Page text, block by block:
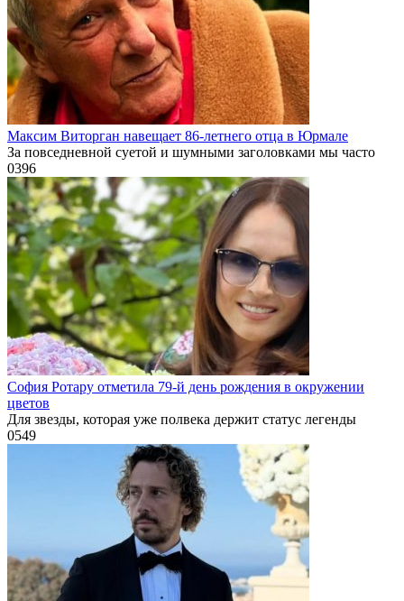
Максим Виторган навещает 86-летнего отца в Юрмале
За повседневной суетой и шумными заголовками мы часто
0396
София Ротару отметила 79-й день рождения в окружении
цветов
Для звезды, которая уже полвека держит статус легенды
0549